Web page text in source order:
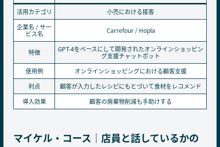
活用カテゴリ
小売における接客
企業名 / サー
ビス名
Carrefour / Hopla
特徴
GPT-4をベースにして開発されたオンラインショッピン
グ支援チャットボット
使用例
オンラインショッピングにおける顧客支援
利点
顧客が入力したレシピにもとづいて食材をレコメンド
導入効果
顧客の廃棄物削減も手助けする
マイケル・コース｜店員と話しているかの